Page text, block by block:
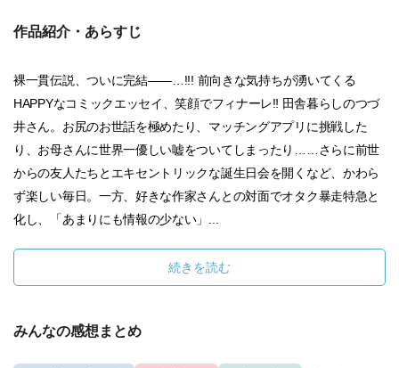
作品紹介・あらすじ
裸一貫伝説、ついに完結――…!!! 前向きな気持ちが湧いてくる
HAPPYなコミックエッセイ、笑顔でフィナーレ‼︎ 田舎暮らしのつづ
井さん。お尻のお世話を極めたり、マッチングアプリに挑戦した
り、お母さんに世界一優しい嘘をついてしまったり……さらに前世
からの友人たちとエキセントリックな誕生日会を開くなど、かわら
ず楽しい毎日。一方、好きな作家さんとの対面でオタク暴走特急と
化し、「あまりにも情報の少ない」...
続きを読む
みんなの感想まとめ